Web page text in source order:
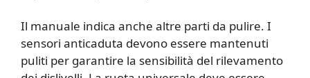
Il manuale indica anche altre parti da pulire. I
sensori anticaduta devono essere mantenuti
puliti per garantire la sensibilità del rilevamento